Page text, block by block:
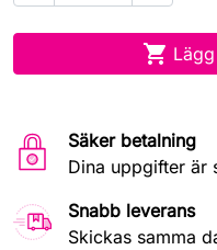

Säker betalning
Dina uppgifter är
Snabb leverans
Skickas samma